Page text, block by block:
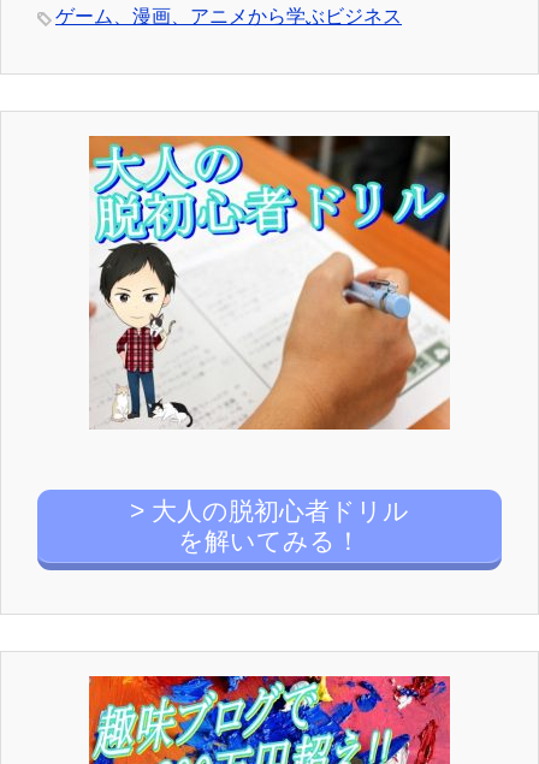
ゲーム、漫画、アニメから学ぶビジネス
> 大人の脱初心者ドリル
を解いてみる！